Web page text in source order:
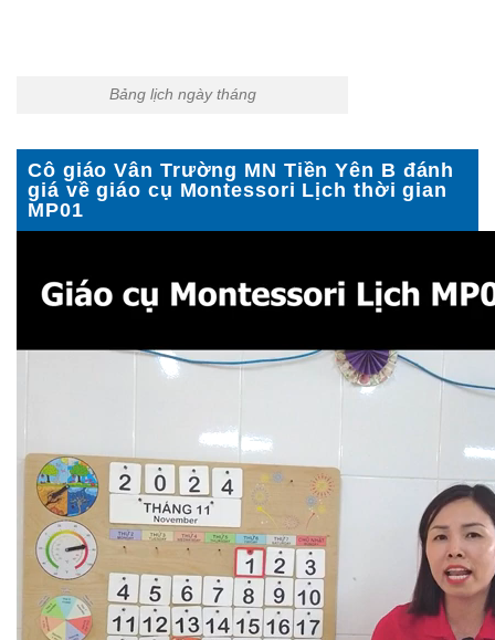
Bảng lịch ngày tháng
Cô giáo Vân Trường MN Tiền Yên B đánh
giá về giáo cụ Montessori Lịch thời gian
MP01